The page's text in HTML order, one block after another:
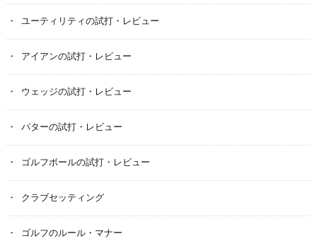
ユーティリティの試打・レビュー
アイアンの試打・レビュー
ウェッジの試打・レビュー
パターの試打・レビュー
ゴルフボールの試打・レビュー
クラブセッティング
ゴルフのルール・マナー